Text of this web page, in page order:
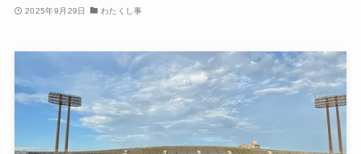
2025年9月29日 わたくし事